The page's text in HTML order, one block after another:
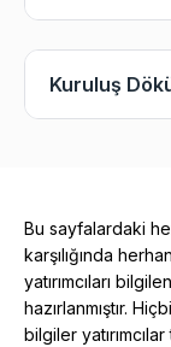
Kuruluş
Bu sayfalardaki
karşılığında
yatırımcıları
hazırlanmıştır.
bilgiler